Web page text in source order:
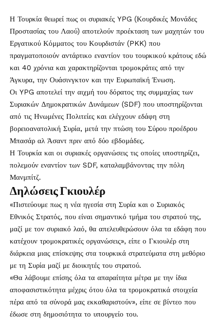
Η Τουρκία θεωρεί πως οι συριακές YPG (Κουρδικές Μονάδες
Προστασίας του Λαού) αποτελούν προέκταση των μαχητών του
Εργατικού Κόμματος του Κουρδιστάν (PKK) που
πραγματοποιούν αντάρτικο εναντίον του τουρκικού κράτους εδώ
και 40 χρόνια και χαρακτηρίζονται τρομοκράτες από την
Άγκυρα, την Ουάσινγκτον και την Ευρωπαϊκή Ένωση.
Οι YPG αποτελεί την αιχμή του δόρατος της συμμαχίας των
Συριακών Δημοκρατικών Δυνάμεων (SDF) που υποστηρίζονται
από τις Ηνωμένες Πολιτείες και ελέγχουν εδάφη στη
βορειοανατολική Συρία, μετά την πτώση του Σύρου προέδρου
Μπασάρ αλ Άσαντ πριν από δύο εβδομάδες.
Η Τουρκία και οι συριακές οργανώσεις τις οποίες υποστηρίζει,
πολεμούν εναντίον των SDF, καταλαμβάνοντας την πόλη
Μανμπίτζ.
Δηλώσεις Γκιουλέρ
«Πιστεύουμε πως η νέα ηγεσία στη Συρία και ο Συριακός
Εθνικός Στρατός, που είναι σημαντικό τμήμα του στρατού της,
μαζί με τον συριακό λαό, θα απελευθερώσουν όλα τα εδάφη που
κατέχουν τρομοκρατικές οργανώσεις», είπε ο Γκιουλέρ στη
διάρκεια μιας επίσκεψης στα τουρκικά στρατεύματα στη μεθόριο
με τη Συρία μαζί με διοικητές του στρατού.
«Θα λάβουμε επίσης όλα τα απαραίτητα μέτρα με την ίδια
αποφασιστικότητα μέχρις ότου όλα τα τρομοκρατικά στοιχεία
πέρα από τα σύνορά μας εκκαθαριστούν», είπε σε βίντεο που
έδωσε στη δημοσιότητα το υπουργείο του.